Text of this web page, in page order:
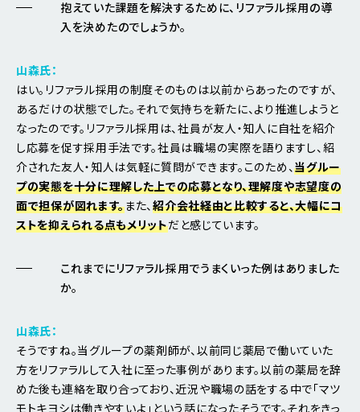
抱えていた課題を解決するために、リファラル採用の導
入を決めたのでしょうか。
山森氏：
はい。リファラル採用の制度そのものは以前からあったのですが、
あるだけの状態でした。それで気持ちを新たに、より推進しようと
なったのです。リファラル採用は、社員が友人・知人に自社を紹介
し応募を促す採用手法です。社員は職場の実際を語りますし、紹
介された友人・知人は気軽に質問ができます。このため、当グルー
プの実態を十分に理解した上での応募となり、理解度や志望度の
面で担保が図れます。また、紹介会社経由と比較すると、大幅にコ
ストを抑えられる点もメリットだと感じています。
これまでにリファラル採用でうまくいった例はありました
か。
山森氏：
そうですね。当グループの薬剤師が、以前同じ薬局で働いていた
方をリファラルして入社に至った事例があります。以前の薬局を辞
めた後も連絡を取り合っており、近況や職場の話をする中で「マツ
モトキヨシは働きやすいよ」という話になったそうです。それをきっ